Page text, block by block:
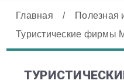
Главная / Полезная
Туристические фирмы